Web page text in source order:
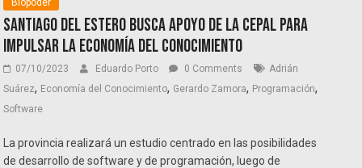
Biopoder
Santiago del Estero busca apoyo de la CEPAL para
impulsar la Economía del Conocimiento
07/10/2023 Eduardo Porto 0 Comments
Adrián
Suárez, Economía del Conocimiento, Gerardo Zamora, Programación,
Software
La provincia realizará un estudio centrado en las posibilidades
de desarrollo de software y de programación, luego de